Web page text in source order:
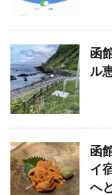
函
ル
函
イ
へ